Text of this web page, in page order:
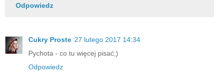
Odpowiedz
Cukry Proste 27 lutego 2017 14:34
Pychota - co tu więcej pisać;)
Odpowiedz